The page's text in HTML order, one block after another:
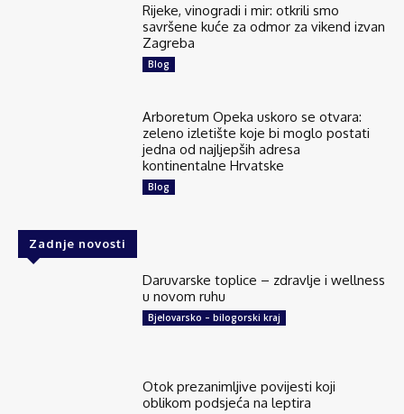
Rijeke, vinogradi i mir: otkrili smo
savršene kuće za odmor za vikend izvan
Zagreba
Blog
Arboretum Opeka uskoro se otvara:
zeleno izletište koje bi moglo postati
jedna od najljepših adresa
kontinentalne Hrvatske
Blog
Zadnje novosti
Daruvarske toplice – zdravlje i wellness
u novom ruhu
Bjelovarsko – bilogorski kraj
Otok prezanimljive povijesti koji
oblikom podsjeća na leptira